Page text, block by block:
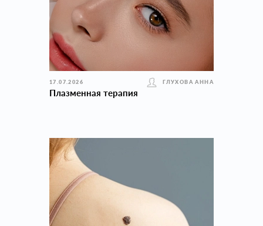
17.07.2026 ГЛУХОВА АННА
Плазменная терапия